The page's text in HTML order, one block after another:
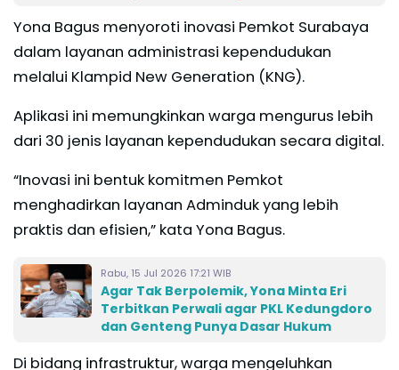
Yona Bagus menyoroti inovasi Pemkot Surabaya
dalam layanan administrasi kependudukan
melalui Klampid New Generation (KNG).
Aplikasi ini memungkinkan warga mengurus lebih
dari 30 jenis layanan kependudukan secara digital.
“Inovasi ini bentuk komitmen Pemkot
menghadirkan layanan Adminduk yang lebih
praktis dan efisien,” kata Yona Bagus.
Rabu, 15 Jul 2026 17:21 WIB
Agar Tak Berpolemik, Yona Minta Eri
Terbitkan Perwali agar PKL Kedungdoro
dan Genteng Punya Dasar Hukum
Di bidang infrastruktur, warga mengeluhkan